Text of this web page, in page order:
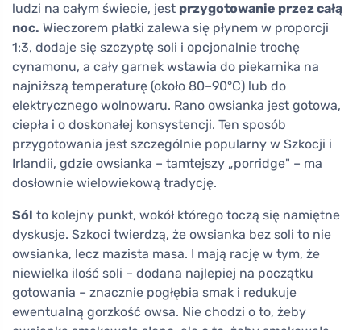
ludzi na całym świecie, jest przygotowanie przez całą
noc. Wieczorem płatki zalewa się płynem w proporcji
1:3, dodaje się szczyptę soli i opcjonalnie trochę
cynamonu, a cały garnek wstawia do piekarnika na
najniższą temperaturę (około 80–90°C) lub do
elektrycznego wolnowaru. Rano owsianka jest gotowa,
ciepła i o doskonałej konsystencji. Ten sposób
przygotowania jest szczególnie popularny w Szkocji i
Irlandii, gdzie owsianka – tamtejszy „porridge" – ma
dosłownie wielowiekową tradycję.
Sól to kolejny punkt, wokół którego toczą się namiętne
dyskusje. Szkoci twierdzą, że owsianka bez soli to nie
owsianka, lecz mazista masa. I mają rację w tym, że
niewielka ilość soli – dodana najlepiej na początku
gotowania – znacznie pogłębia smak i redukuje
ewentualną gorzkość owsa. Nie chodzi o to, żeby